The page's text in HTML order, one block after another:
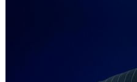
'낮 최고 39도' 불볕더위…한밤 열대야
[속보]7~9일 프로야구 3연전도 폭염 취
"韓 외환시장 개입 관측 배경엔 美의
'월드컵 탈락 후폭풍' 축구협회…초유